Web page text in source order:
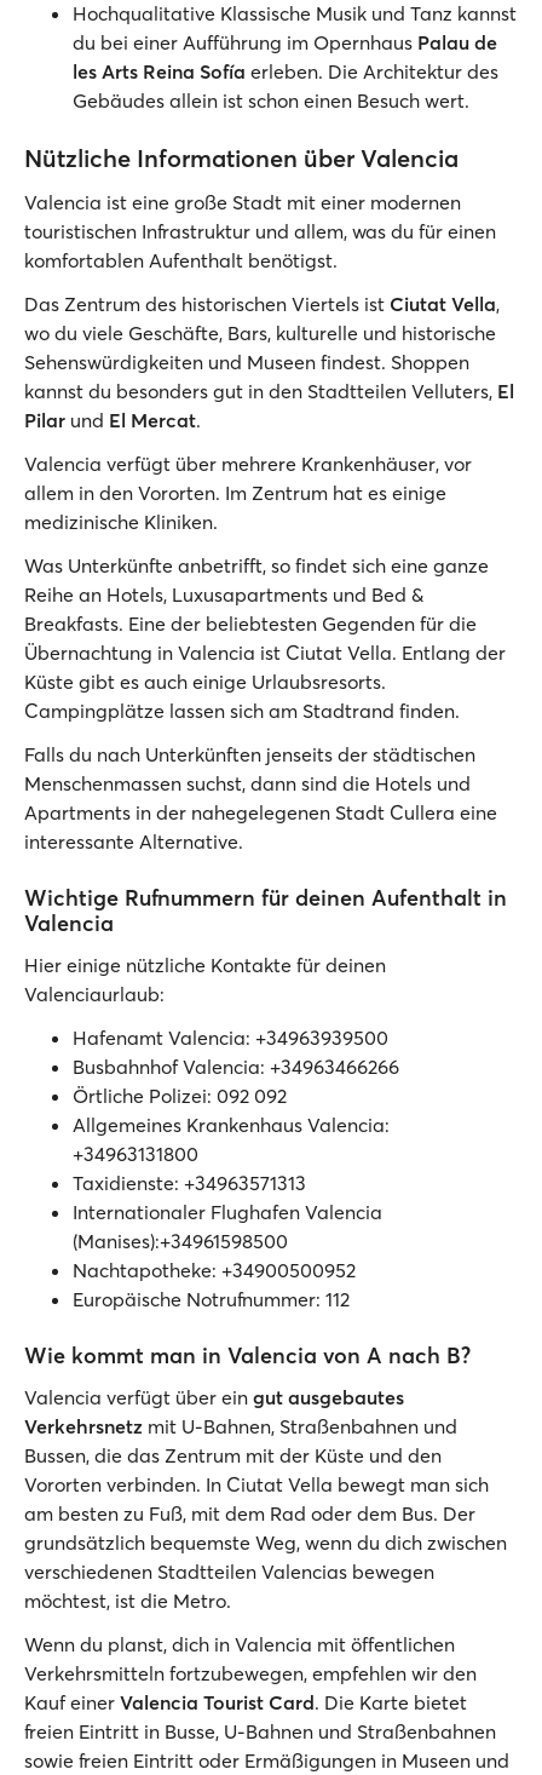
Hochqualitative Klassische Musik und Tanz kannst
du bei einer Aufführung im Opernhaus Palau de
les Arts Reina Sofía erleben. Die Architektur des
Gebäudes allein ist schon einen Besuch wert.
Nützliche Informationen über Valencia
Valencia ist eine große Stadt mit einer modernen
touristischen Infrastruktur und allem, was du für einen
komfortablen Aufenthalt benötigst.
Das Zentrum des historischen Viertels ist Ciutat Vella,
wo du viele Geschäfte, Bars, kulturelle und historische
Sehenswürdigkeiten und Museen findest. Shoppen
kannst du besonders gut in den Stadtteilen Velluters, El
Pilar und El Mercat.
Valencia verfügt über mehrere Krankenhäuser, vor
allem in den Vororten. Im Zentrum hat es einige
medizinische Kliniken.
Was Unterkünfte anbetrifft, so findet sich eine ganze
Reihe an Hotels, Luxusapartments und Bed &
Breakfasts. Eine der beliebtesten Gegenden für die
Übernachtung in Valencia ist Ciutat Vella. Entlang der
Küste gibt es auch einige Urlaubsresorts.
Campingplätze lassen sich am Stadtrand finden.
Falls du nach Unterkünften jenseits der städtischen
Menschenmassen suchst, dann sind die Hotels und
Apartments in der nahegelegenen Stadt Cullera eine
interessante Alternative.
Wichtige Rufnummern für deinen Aufenthalt in
Valencia
Hier einige nützliche Kontakte für deinen
Valenciaurlaub:
Hafenamt Valencia: +34963939500
Busbahnhof Valencia: +34963466266
Örtliche Polizei: 092 092
Allgemeines Krankenhaus Valencia:
+34963131800
Taxidienste: +34963571313
Internationaler Flughafen Valencia
(Manises):+34961598500
Nachtapotheke: +34900500952
Europäische Notrufnummer: 112
Wie kommt man in Valencia von A nach B?
Valencia verfügt über ein gut ausgebautes
Verkehrsnetz mit U-Bahnen, Straßenbahnen und
Bussen, die das Zentrum mit der Küste und den
Vororten verbinden. In Ciutat Vella bewegt man sich
am besten zu Fuß, mit dem Rad oder dem Bus. Der
grundsätzlich bequemste Weg, wenn du dich zwischen
verschiedenen Stadtteilen Valencias bewegen
möchtest, ist die Metro.
Wenn du planst, dich in Valencia mit öffentlichen
Verkehrsmitteln fortzubewegen, empfehlen wir den
Kauf einer Valencia Tourist Card. Die Karte bietet
freien Eintritt in Busse, U-Bahnen und Straßenbahnen
sowie freien Eintritt oder Ermäßigungen in Museen und